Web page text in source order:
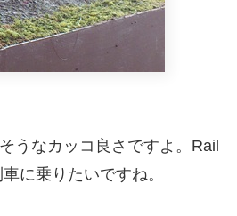
うなカッコ良さですよ。Rail
に乗りたいですね。